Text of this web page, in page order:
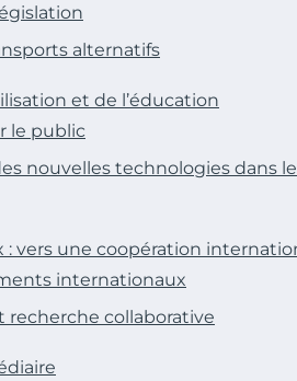
alternatifs
et de l’éducation
le public
nouvelles technologies dans
: vers une coopération
internationaux
recherche collaborative